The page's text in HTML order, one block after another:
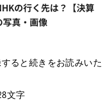
の行く先は？【決算
真・画像
ると続きをお読みいた
文字